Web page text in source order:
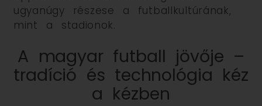
ugyanúgy részese a futballkultúrának,
mint a stadionok.
A magyar futball jövője –
tradíció és technológia kéz
a kézben